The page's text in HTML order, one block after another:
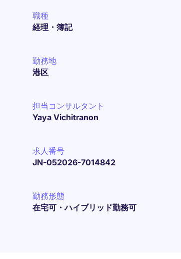
職種
経理・簿記
勤務地
港区
担当コンサルタント
Yaya Vichitranon
求人番号
JN-052026-7014842
勤務形態
在宅可・ハイブリッド勤務可